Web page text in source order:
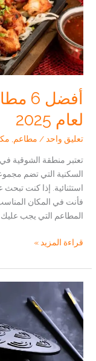
آسيوي
لا
تُنسى
لعام 2025
تعليق واحد/ مطاعم,
تعتبر منطقة الشوقية
السكنية التي تضم
فأنت في المكان
المطاعم التي يجب عليك
أفضل
مطاعم
مكة
في
الشوقية
لعام
2025
قراءة المزيد »